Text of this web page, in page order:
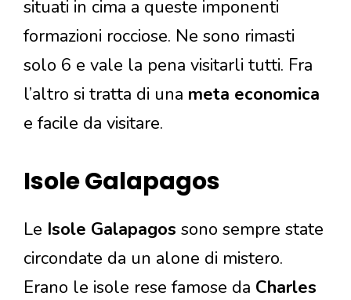
situati in cima a queste imponenti
formazioni rocciose. Ne sono rimasti
solo 6 e vale la pena visitarli tutti. Fra
l’altro si tratta di una meta economica
e facile da visitare.
Isole Galapagos
Le Isole Galapagos sono sempre state
circondate da un alone di mistero.
Erano le isole rese famose da Charles